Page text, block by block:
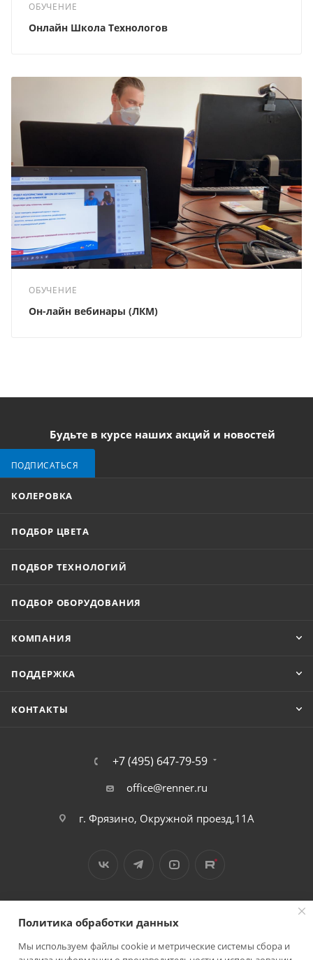
ОБУЧЕНИЕ
Онлайн Школа Технологов
ОБУЧЕНИЕ
Он-лайн вебинары (ЛКМ)
Будьте в курсе наших акций и новостей
ПОДПИСАТЬСЯ
КОЛЕРОВКА
ПОДБОР ЦВЕТА
ПОДБОР ТЕХНОЛОГИЙ
ПОДБОР ОБОРУДОВАНИЯ
КОМПАНИЯ
ПОДДЕРЖКА
КОНТАКТЫ
+7 (495) 647-79-59
office@renner.ru
г. Фрязино, Окружной проезд,11А
2026 © Лига - каталог лакокрасочных покрытий
Политика обработки данных
Мы используем файлы cookie и метрические системы сбора и